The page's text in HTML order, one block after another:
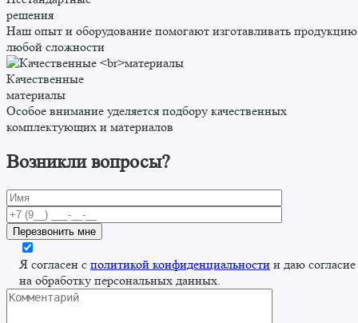
решения
Наш опыт и оборудование помогают изготавливать продукцию
любой сложности
Качественные
материалы
Особое внимание уделяется подбору качественных
комплектующих и материалов
Возникли вопросы?
Я согласен с политикой конфиденциальности и даю согласие
на обработку персональных данных.